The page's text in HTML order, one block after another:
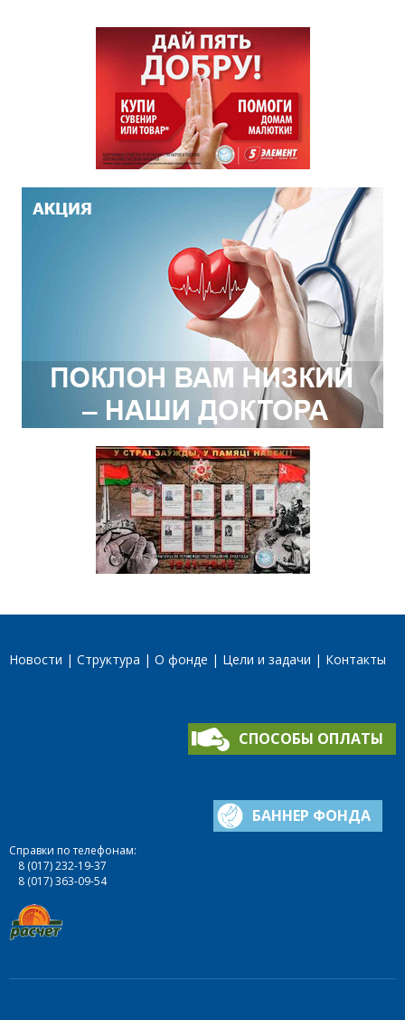
Новости Структура О фонде Цели и задачи Контакты
СПОСОБЫ ОПЛАТЫ
БАННЕР ФОНДА
Справки по телефонам:
8 (017) 232-19-37
8 (017) 363-09-54